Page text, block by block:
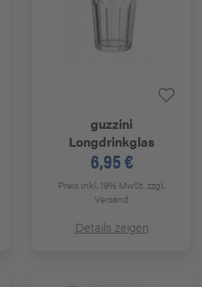
guzzini
Longdrinkglas
6,95 €
Preis inkl. 19% MwSt.zzgl.
Versand
Details zeigen